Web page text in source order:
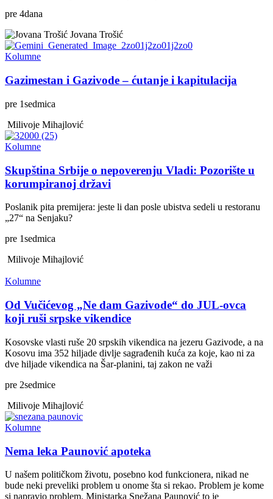
pre 4dana
Jovana Trošić
Kolumne
Gazimestan i Gazivode – ćutanje i kapitulacija
pre 1sedmica
Milivoje Mihajlović
Kolumne
Skupština Srbije o nepoverenju Vladi: Pozorište u
korumpiranoj državi
Poslanik pita premijera: jeste li dan posle ubistva sedeli u restoranu
„27“ na Senjaku?
pre 1sedmica
Milivoje Mihajlović
Kolumne
Od Vučićevog „Ne dam Gazivode“ do JUL-ovca
koji ruši srpske vikendice
Kosovske vlasti ruše 20 srpskih vikendica na jezeru Gazivode, a na
Kosovu ima 352 hiljade divlje sagrađenih kuća za koje, kao ni za
dve hiljade vikendica na Šar-planini, taj zakon ne važi
pre 2sedmice
Milivoje Mihajlović
Kolumne
Nema leka Paunović apoteka
U našem političkom životu, posebno kod funkcionera, nikad ne
bude neki preveliki problem u onome šta si rekao. Problem je kome
si napravio problem. Ministarka Snežana Paunović to je